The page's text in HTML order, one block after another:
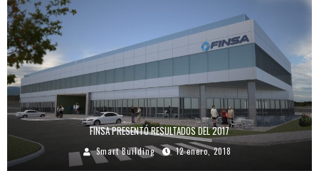
FINSA PRESENTÓ RESULTADOS DEL 2017
Smart Building 12 enero, 2018